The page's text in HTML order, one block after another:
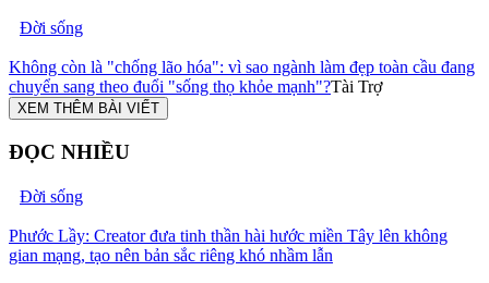
Đời sống
Không còn là "chống lão hóa": vì sao ngành làm đẹp toàn cầu đang
chuyển sang theo đuổi "sống thọ khỏe mạnh"?Tài Trợ
XEM THÊM BÀI VIẾT
ĐỌC NHIỀU
Đời sống
Phước Lầy: Creator đưa tinh thần hài hước miền Tây lên không
gian mạng, tạo nên bản sắc riêng khó nhầm lẫn